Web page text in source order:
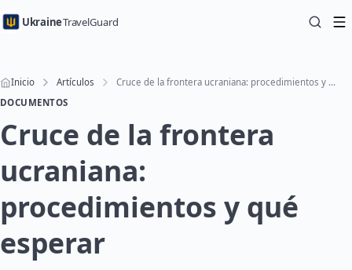
UkraineTravelGuard
Inicio Artículos
Cruce de la frontera ucraniana: procedimientos y qué esperar
DOCUMENTOS
Cruce de la frontera
ucraniana:
procedimientos y qué
esperar